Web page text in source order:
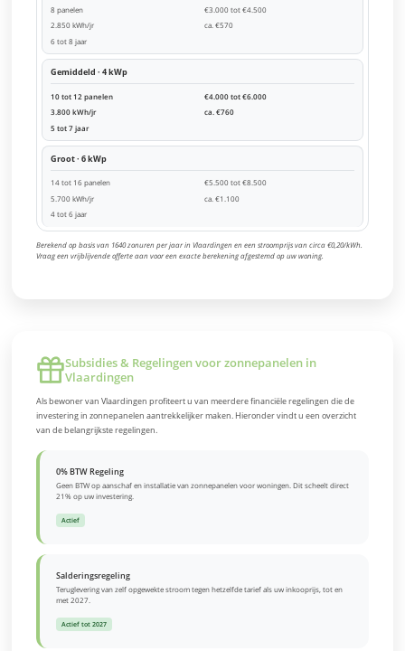
8 panelen
€3.000 tot €4.500
2.850 kWh/jr
ca. €570
6 tot 8 jaar
Gemiddeld · 4 kWp
10 tot 12 panelen
€4.000 tot €6.000
3.800 kWh/jr
ca. €760
5 tot 7 jaar
Groot · 6 kWp
14 tot 16 panelen
€5.500 tot €8.500
5.700 kWh/jr
ca. €1.100
4 tot 6 jaar
Berekend op basis van 1640 zonuren per jaar in Vlaardingen en een stroomprijs van circa €0,20/kWh.
Vraag een vrijblijvende offerte aan voor een exacte berekening afgestemd op uw woning.
Subsidies & Regelingen voor zonnepanelen in
Vlaardingen
Als bewoner van Vlaardingen profiteert u van meerdere financiële regelingen die de
investering in zonnepanelen aantrekkelijker maken. Hieronder vindt u een overzicht
van de belangrijkste regelingen.
0% BTW Regeling
Geen BTW op aanschaf en installatie van zonnepanelen voor woningen. Dit scheelt direct
21% op uw investering.
Actief
Salderingsregeling
Teruglevering van zelf opgewekte stroom tegen hetzelfde tarief als uw inkooprijs, tot en
met 2027.
Actief tot 2027